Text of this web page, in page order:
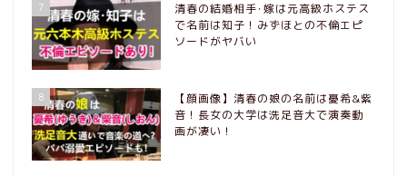
7
清春の結婚相手･嫁は元高級ホステス
で名前は知子！みずほとの不倫エピ
ソードがヤバい
8
【顔画像】清春の娘の名前は憂希&紫
音！長女の大学は洗足音大で演奏動
画が凄い！